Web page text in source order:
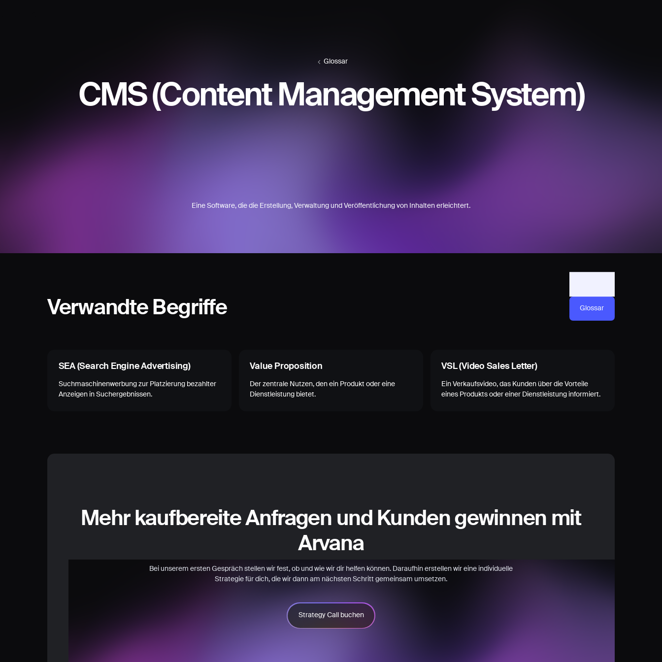
Glossar
CMS (Content Management System)
Eine Software, die die Erstellung, Verwaltung und Veröffentlichung von Inhalten erleichtert.
Verwandte Begriffe Glossar
SEA (Search Engine Advertising)
Suchmaschinenwerbung zur Platzierung bezahlter
Anzeigen in Suchergebnissen.
Value Proposition
Der zentrale Nutzen, den ein Produkt oder eine
Dienstleistung bietet.
VSL (Video Sales Letter)
Ein Verkaufsvideo, das Kunden über die Vorteile
eines Produkts oder einer Dienstleistung informiert.
Mehr kaufbereite Anfragen und Kunden gewinnen mit
Arvana
Bei unserem ersten Gespräch stellen wir fest, ob und wie wir dir helfen können. Daraufhin erstellen wir eine individuelle
Strategie für dich, die wir dann am nächsten Schritt gemeinsam umsetzen.
Strategy Call buchen